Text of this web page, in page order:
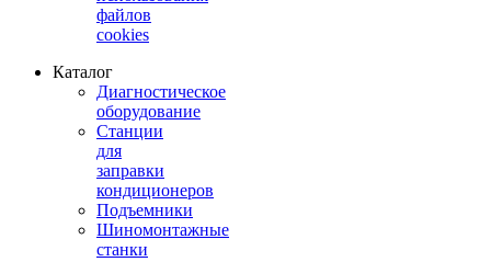
файлов
cookies
Каталог
Диагностическое
оборудование
Станции
для
заправки
кондиционеров
Подъемники
Шиномонтажные
станки